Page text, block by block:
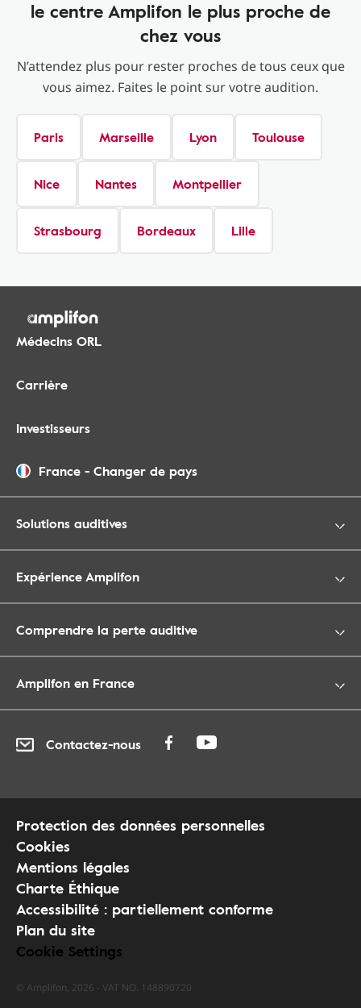
le centre Amplifon le plus proche de
chez vous
N’attendez plus pour rester proches de tous ceux que
vous aimez. Faites le point sur votre audition.
Paris Marseille Lyon Toulouse
Nice Nantes Montpellier
Strasbourg Bordeaux Lille
Médecins ORL
Carrière
Investisseurs
France - Changer de pays
Solutions auditives
Expérience Amplifon
Comprendre la perte auditive
Amplifon en France
Contactez-nous
Protection des données personnelles
Cookies
Mentions légales
Charte Éthique
Accessibilité : partiellement conforme
Plan du site
Cookie Settings
© Amplifon, 2026 - VAT NO. 148890720